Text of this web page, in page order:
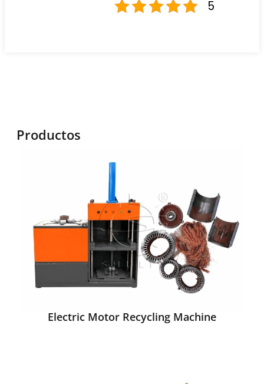
5
Productos
Electric Motor Recycling Machine